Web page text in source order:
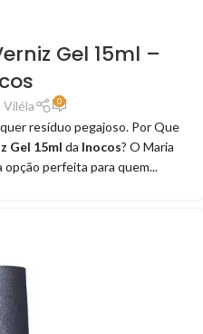
Gel 15ml –
0
resíduo pegajoso. Por Que
Gel 15ml da Inocos? O Maria
opção perfeita para quem...